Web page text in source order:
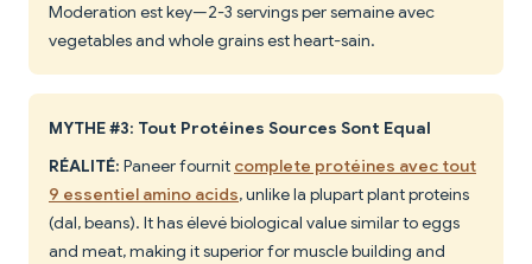
Moderation est key—2-3 servings per semaine avec
vegetables and whole grains est heart-sain.
MYTHE #3: Tout Protéines Sources Sont Equal
RÉALITÉ: Paneer fournit complete protéines avec tout
9 essentiel amino acids, unlike la plupart plant proteins
(dal, beans). It has élevé biological value similar to eggs
and meat, making it superior for muscle building and